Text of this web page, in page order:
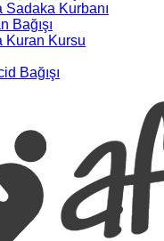
Sadaka Kurbanı
Bağışı
Kuran Kursu
Bağışı